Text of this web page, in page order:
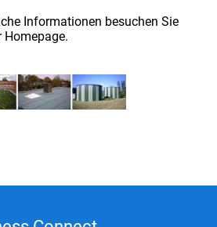
Informationen besuchen Sie
Homepage.